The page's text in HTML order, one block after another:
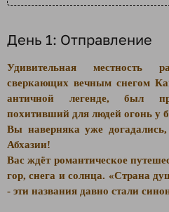
День 1: Отправление
Удивительная местность
сверкающих вечным снегом
античной легенде, был
похитивший для людей огонь у
Вы наверняка уже
Абхазии!
Вас ждёт романтическое
гор, снега и солнца. «Страна
- эти названия давно стали